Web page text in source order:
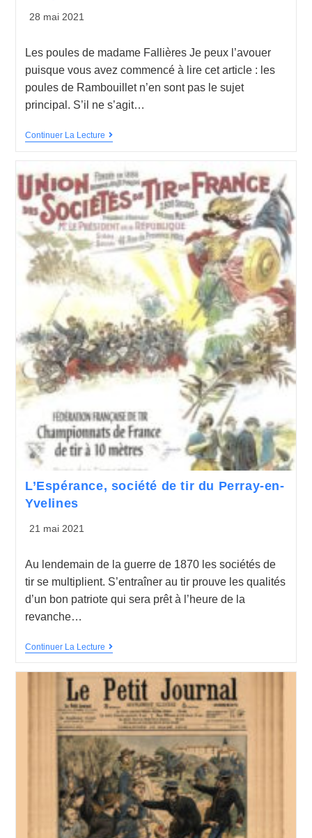
28 mai 2021
Les poules de madame Fallières Je peux l’avouer
puisque vous avez commencé à lire cet article : les
poules de Rambouillet n’en sont pas le sujet
principal. S’il ne s’agit…
Continuer La Lecture
L’Espérance, société de tir du Perray-en-
Yvelines
21 mai 2021
Au lendemain de la guerre de 1870 les sociétés de
tir se multiplient. S’entraîner au tir prouve les qualités
d’un bon patriote qui sera prêt à l’heure de la
revanche…
Continuer La Lecture